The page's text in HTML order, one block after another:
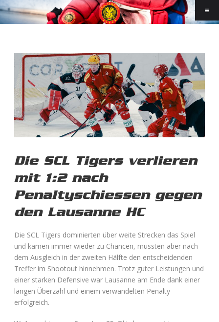
Die SCL Tigers verlieren
mit 1:2 nach
Penaltyschiessen gegen
den Lausanne HC
Die SCL Tigers dominierten über weite Strecken das Spiel
und kamen immer wieder zu Chancen, mussten aber nach
dem Ausgleich in der zweiten Hälfte den entscheidenden
Treffer im Shootout hinnehmen. Trotz guter Leistungen und
einer starken Defensive war Lausanne am Ende dank einer
langen Überzahl und einem verwandelten Penalty
erfolgreich.